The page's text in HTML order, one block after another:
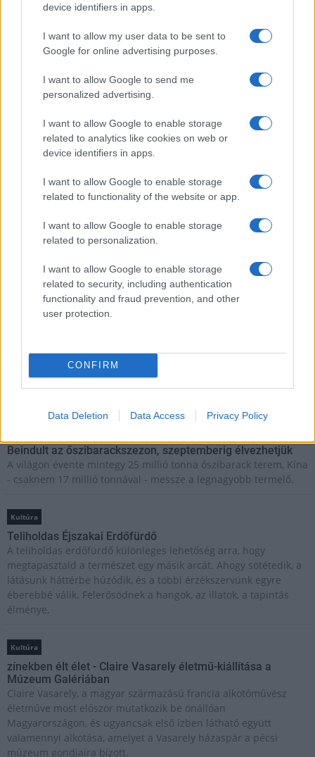
device identifiers in apps.
I want to allow my user data to be sent to
Google for online advertising purposes.
I want to allow Google to send me
personalized advertising.
I want to allow Google to enable storage
related to analytics like cookies on web or
device identifiers in apps.
I want to allow Google to enable storage
related to functionality of the website or app.
I want to allow Google to enable storage
related to personalization.
I want to allow Google to enable storage
related to security, including authentication
functionality and fraud prevention, and other
user protection.
CONFIRM
Data Deletion Data Access Privacy Policy
Aktuális
Kultúra
HÍRLEVÉL
E-mail cím
Beindult az őszibarackszezon, szeptemberig élvezhetjük
A világon évente mintegy 25 millió tonna őszibarack terem, Kína
- csaknem 17 millió tonnával - messze a legnagyobb termelő.
Kultúra
Teliholdas Éjszakai Erdőfürdő
A teliholdas erdőfürdő különleges lehetőség arra, hogy
megtapasztald a természet egy másik arcát. Ahogy sötétedik, a
látásunk háttérbe húzódik, és a többi érzékszervünk egyre
éberebbé válik. Felerősödnek a hangok, az illatok, a tapintás
élménye.
Kultúra
zínekben élt élet - Claire Vasarely életmű-kiállítása a
Múzeum Galériában
Claire Vasarely, a magyar származású francia alkotóművész
életműve most először mutatkozik be önállóan
Magyarországon, és ugyancsak első ízben látható együtt
valamennyi alkotása, amelyet a Vasarely házaspár a pécsi
múzeum gondjaira bízott.